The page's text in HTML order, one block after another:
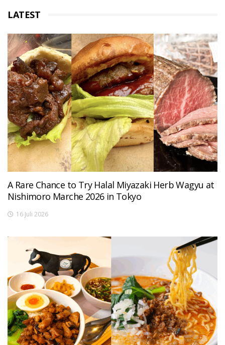
LATEST
A Rare Chance to Try Halal Miyazaki Herb Wagyu at
Nishimoro Marche 2026 in Tokyo
16 Juli 2026